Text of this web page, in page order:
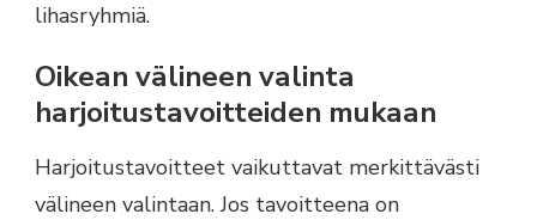
lihasryhmiä.
Oikean välineen valinta
harjoitustavoitteiden mukaan
Harjoitustavoitteet vaikuttavat merkittävästi
välineen valintaan. Jos tavoitteena on